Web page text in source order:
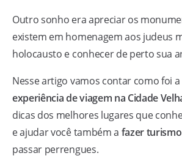
Outro sonho era apreciar os
existem em homenagem aos judeus
holocausto e conhecer de perto sua
Nesse artigo vamos contar como foi a
experiência de viagem na Cidade
dicas dos melhores lugares que
e ajudar você também a fazer
passar perrengues.